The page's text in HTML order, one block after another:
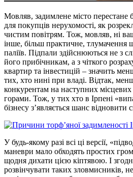
Мовляв, задимлене місто
для покупців нерухомості, як
чистим повітрям. Тож, мовляв, ні
інше, більш практичне, тлумачення
паліїв. Підпали здійснюються не з
його прибічникам, а з чіткого
квартир та інвестицій – значить
тих, хто нині при владі. Відтак,
конкурентам на наступних
горами. Тож, у тих хто в Ірпені
бізнесу з’являється шанс відновити
У будь-якому разі всі ці версії,
маневри мало обходять простих
щодня дихати цією кіптявою. І
розвінчувати таких зловмисників,